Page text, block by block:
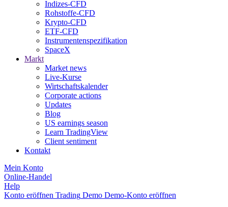
Indizes-CFD
Rohstoffe-CFD
Krypto-CFD
ETF-CFD
Instrumentenspezifikation
SpaceX
Markt
Market news
Live-Kurse
Wirtschaftskalender
Corporate actions
Updates
Blog
US earnings season
Learn TradingView
Client sentiment
Kontakt
Mein Konto
Online-Handel
Help
Konto eröffnen Trading Demo Demo-Konto eröffnen